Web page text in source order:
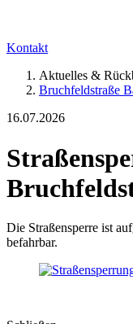
Kontakt
Aktuelles &
Bruchfeldstraße
16.07.2026
Die Straßensperre ist
befahrbar.